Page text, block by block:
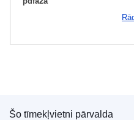
Šo tīmekļvietni pārvalda